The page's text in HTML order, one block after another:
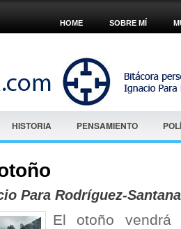
HOME SOBRE MÍ
HISTORIA PENSAMIENTO
Para Rodríguez-Santana
El otoño